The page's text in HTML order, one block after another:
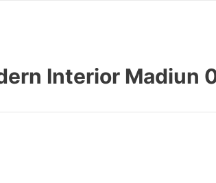
Interior Madiun